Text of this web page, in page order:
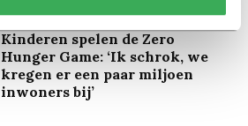
Achtergrond
Kinderen spelen de Zero
Hunger Game: ‘Ik schrok, we
kregen er een paar miljoen
inwoners bij’